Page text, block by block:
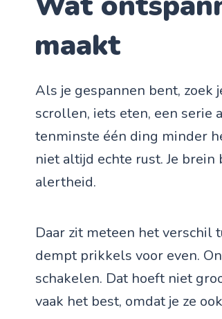
maakt
Als je gespannen bent, zoek
scrollen, iets eten, een serie
tenminste één ding minder
niet altijd echte rust. Je
alertheid.
Daar zit meteen het verschil
dempt prikkels voor even.
schakelen. Dat hoeft niet
vaak het best, omdat je ze